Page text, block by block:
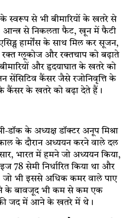
स्वरूप से भी बीमारियों के खतरे से
आन्त्र से निकलता फैट, खून में फैटी
हार्मोंस के साथ मिल कर सूजन,
रक्त ग्लूकोज और रक्तचाप को बढ़ाते
और हृदयाघात के खतरे को
सेंसिटिव कैंसर जैसे रजोनिवृत्ति के
के कैंसर के खतरे को बढ़ा देते हैं।
डॉक के अध्यक्ष डॉक्टर अनूप मिश्रा
के दौरान अध्ययन करने वाले दल
भारत में हमने जो अध्ययन किया,
78 सेमी निर्धारित किया था और
भी इससे अधिक कमर वाले पाए
के बावजूद भी कम से कम एक
की जद में आने के खतरे में थे।